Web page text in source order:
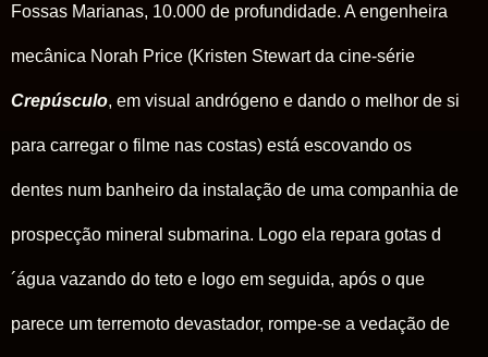
Fossas Marianas, 10.000 de profundidade. A engenheira
mecânica Norah Price (Kristen Stewart da cine-série
Crepúsculo, em visual andrógeno e dando o melhor de si
para carregar o filme nas costas) está escovando os
dentes num banheiro da instalação de uma companhia de
prospecção mineral submarina. Logo ela repara gotas d
´água vazando do teto e logo em seguida, após o que
parece um terremoto devastador, rompe-se a vedação de